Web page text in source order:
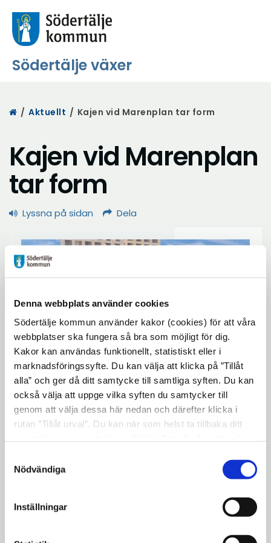
Denna webbplats använder cookies
Södertälje kommun använder kakor (cookies) för att våra
webbplatser ska fungera så bra som möjligt för dig.
Kakor kan användas funktionellt, statistiskt eller i
marknadsföringssyfte. Du kan välja att klicka på ”Tillåt
alla” och ger då ditt samtycke till samtliga syften. Du kan
också välja att uppge vilka syften du samtycker till
genom att välja dessa här nedan och därefter klicka i
rutan ”Tillåt urval”. Du kan när som helst ta tillbaka ditt
"Visa detaljer" kan du läsa om hur kakorna används och
hur vi och våra leverantörer inhämtar och behandlar
Nödvändiga
Inställningar
Södertälje växer
Start
/ Aktuellt / Kajen vid Marenplan tar form
Kajen vid Marenplan
tar form
Lyssna på sidan Dela
Vid Marenplan i centrala Södertälje är
pålningen för den nya kajen. Dykare är
på plats och nu förbereds arbeten med